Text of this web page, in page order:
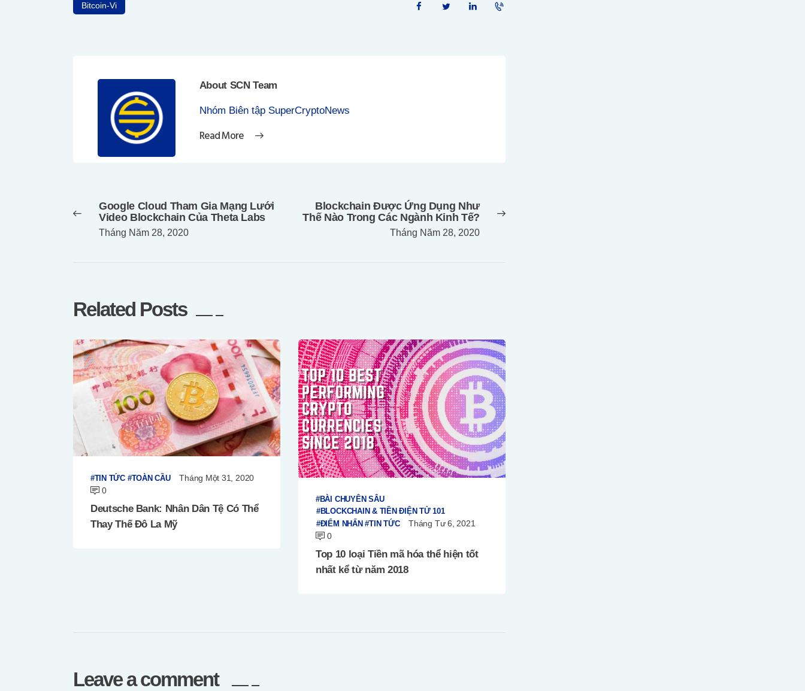
Bitcoin-Vi
About SCN Team
Nhóm Biên tập SuperCryptoNews
Read More
bài
viết
Previous
post:
Google Cloud Tham Gia Mạng Lưới
Video Blockchain Của Theta Labs
Tháng Năm 28, 2020
Next
Blockchain Được Ứng Dụng Như
Thế Nào Trong Các Ngành Kinh Tế?
Tháng Năm 28, 2020
Related Posts
TIN TỨC TOÀN CẦU
Tháng Một 31, 2020
0
Deutsche Bank: Nhân Dân Tệ Có Thể
Thay Thế Đô La Mỹ
BÀI CHUYÊN SÂU
BLOCKCHAIN & TIỀN ĐIỆN TỬ 101
ĐIỂM NHẤN
TIN TỨC
Tháng Tư 6, 2021
0
Top 10 loại Tiền mã hóa thể hiện tốt
nhất kể từ năm 2018
Leave a comment